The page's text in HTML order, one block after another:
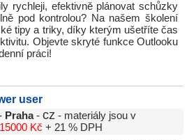
rychleji, efektivně plánovat schůzky
pod kontrolou? Na našem školení
tipy a triky, díky kterým ušetříte čas
Objevte skryté funkce Outlooku
práci!
user
Praha- cz - materiály jsou v
15000 Kč + 21 % DPH